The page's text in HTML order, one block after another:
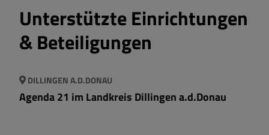
Unterstützte Einrichtungen
& Beteiligungen
DILLINGEN A.D.DONAU
Agenda 21 im Landkreis Dillingen a.d.Donau